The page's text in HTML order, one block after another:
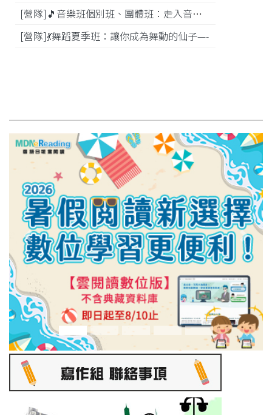
[營隊]🎵️音樂班個別班、團體班：走入音樂世界-
[營隊]💃舞蹈夏季班：讓你成為舞動的仙子—-